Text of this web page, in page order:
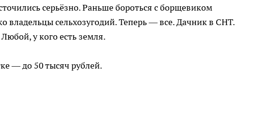
серьёзно. Раньше бороться с борщевиком
владельцы сельхозугодий. Теперь — все. Дачник в СНТ.
у кого есть земля.
— до 50 тысяч рублей.